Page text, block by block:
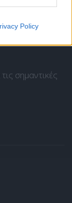
Policy
σημαντικές